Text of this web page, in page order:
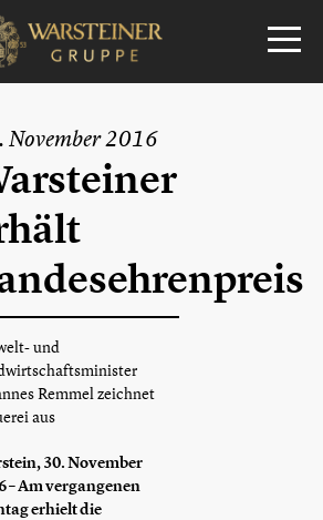
November 2016
und
Remmel zeichnet
aus
30. November
– Am vergangenen
erhielt die